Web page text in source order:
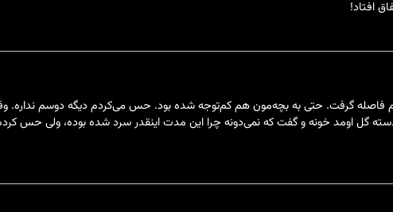
افتاد!
مشترک ازم فاصله گرفت. حتی به بچه‌مون هم کم‌توجه شده بود. حس می‌کردم دیگه دوسم
۳ روز، یه شب با یه دسته گل اومد خونه و گفت که نمی‌دونه چرا این مدت اینقدر سرد شده بوده،